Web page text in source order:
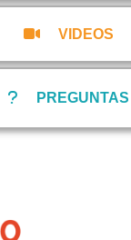
VIDEOS
PREGUNTAS